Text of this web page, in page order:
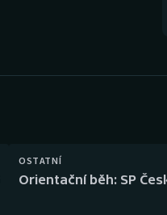
Ostatní
OSTATNÍ
Orientační běh: SP